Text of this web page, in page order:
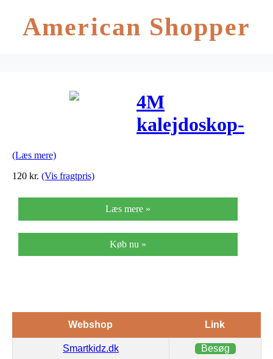
American Shopper
4M
kalejdoskop-
(Læs mere)
120 kr. (Vis fragtpris)
Læs mere »
Køb nu »
Webshop Link
Smartkidz.dk Besøg